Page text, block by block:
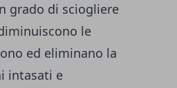
grado di sciogliere
le
ed eliminano la
intasati e